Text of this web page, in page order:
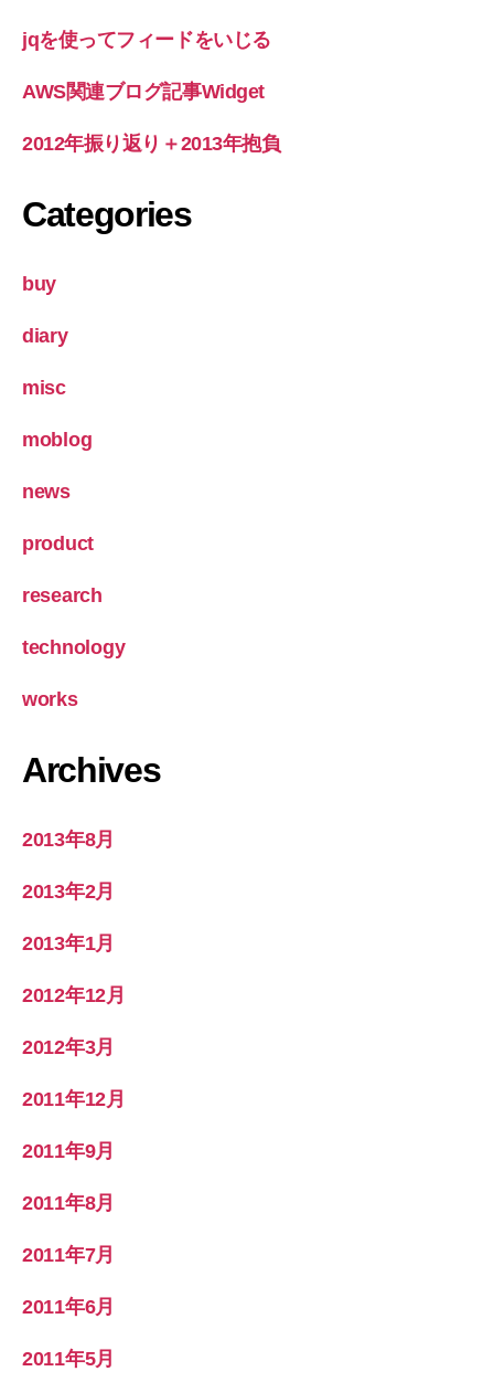
jqを使ってフィードをいじる
AWS関連ブログ記事Widget
2012年振り返り＋2013年抱負
Categories
buy
diary
misc
moblog
news
product
research
technology
works
Archives
2013年8月
2013年2月
2013年1月
2012年12月
2012年3月
2011年12月
2011年9月
2011年8月
2011年7月
2011年6月
2011年5月